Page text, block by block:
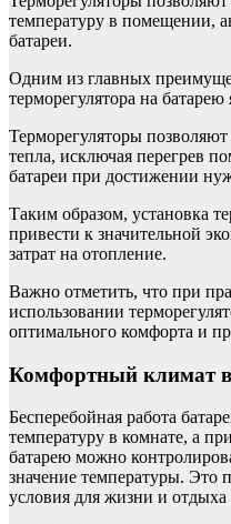
температуру в помещении,
батареи.
Одним из главных
терморегулятора на
Терморегуляторы
тепла, исключая перегрев
батареи при достижении
Таким образом, установка
привести к значительной
затрат на отопление.
Важно отметить, что при
использовании
оптимального комфорта и
Комфортный климат
Бесперебойная работа
температуру в комнате, а
батарею можно
значение температуры. Это
условия для жизни и